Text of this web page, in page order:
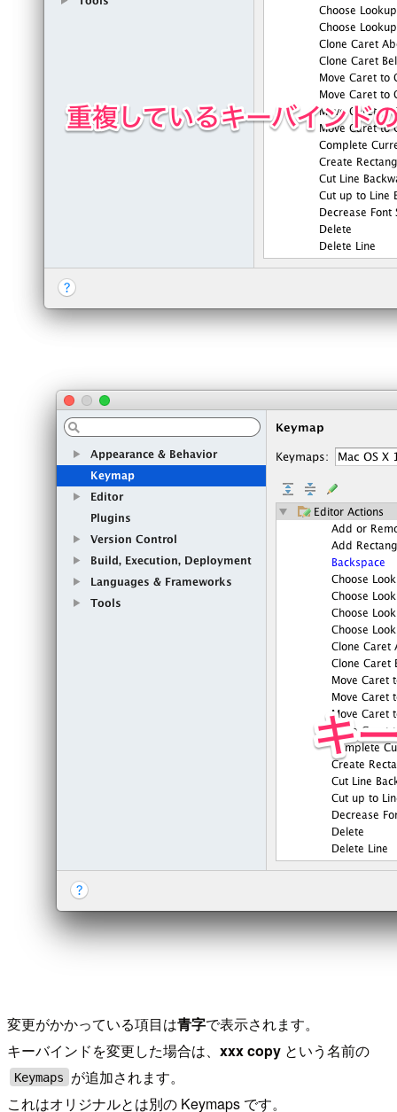
変更がかかっている項目は青字で表示されます。
キーバインドを変更した場合は、 xxx copy という名前の
Keymaps
が追加されます。
これはオリジナルとは別の Keymaps です。